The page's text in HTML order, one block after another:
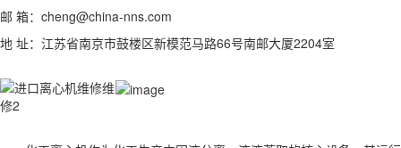
邮 箱：cheng@china-nns.com
地 址：江苏省南京市鼓楼区新模范马路66号南邮大厦2204室